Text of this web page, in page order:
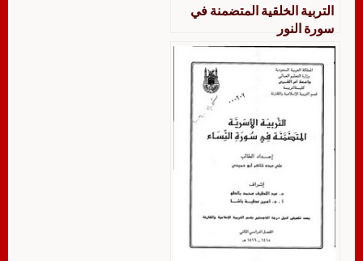
التربية الخلقية المتضمنة في
سورة النور